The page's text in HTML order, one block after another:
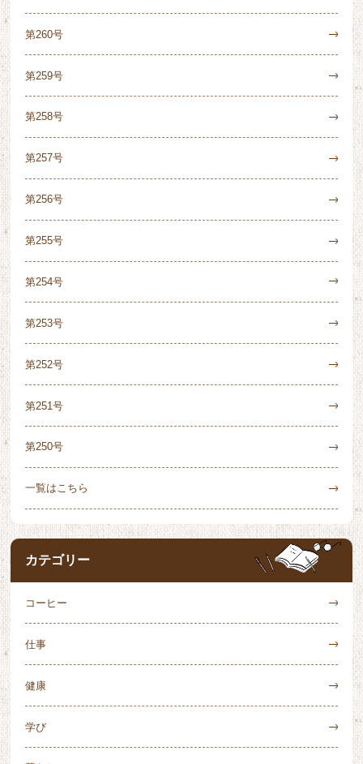
第260号
第259号
第258号
第257号
第256号
第255号
第254号
第253号
第252号
第251号
第250号
一覧はこちら
カテゴリー
コーヒー
仕事
健康
学び